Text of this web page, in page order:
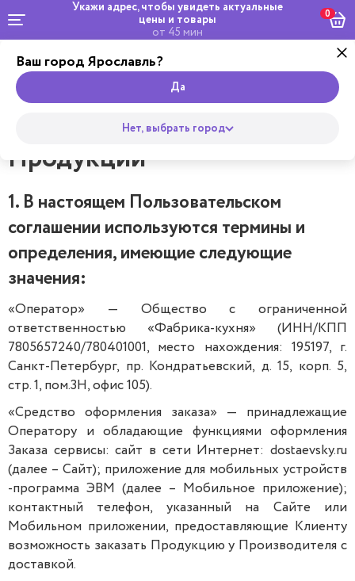
Укажи адрес, чтобы увидеть актуальные
цены и товары
от 45 мин
Ваш город Ярославль?
Да
Нет, выбрать город
0
Пользовательское
соглашение сервиса по
заказу и доставке
Продукции
1. В настоящем Пользовательском
соглашении используются термины и
определения, имеющие следующие
значения:
«Оператор» — Общество с ограниченной
ответственностью «Фабрика-кухня» (ИНН/КПП
7805657240/780401001, место нахождения: 195197, г.
Санкт-Петербург, пр. Кондратьевский, д. 15, корп. 5,
стр. 1, пом.3Н, офис 105).
«Средство оформления заказа» — принадлежащие
Оператору и обладающие функциями оформления
Заказа сервисы: сайт в сети Интернет: dostaevsky.ru
(далее – Сайт); приложение для мобильных устройств
-программа ЭВМ (далее – Мобильное приложение);
контактный телефон, указанный на Сайте или
Мобильном приложении, предоставляющие Клиенту
возможность заказать Продукцию у Производителя с
доставкой.